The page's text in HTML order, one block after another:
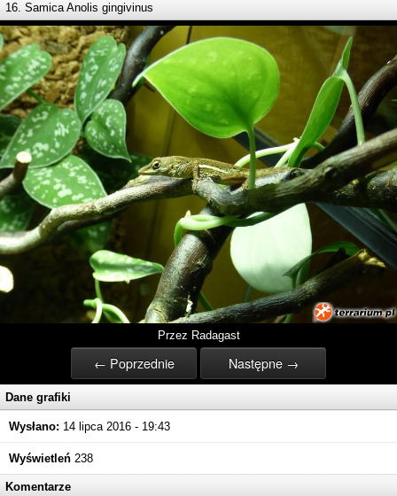
16. Samica Anolis gingivinus
Przez Radagast
← Poprzednie Następne →
Dane grafiki
Wysłano: 14 lipca 2016 - 19:43
Wyświetleń 238
Komentarze